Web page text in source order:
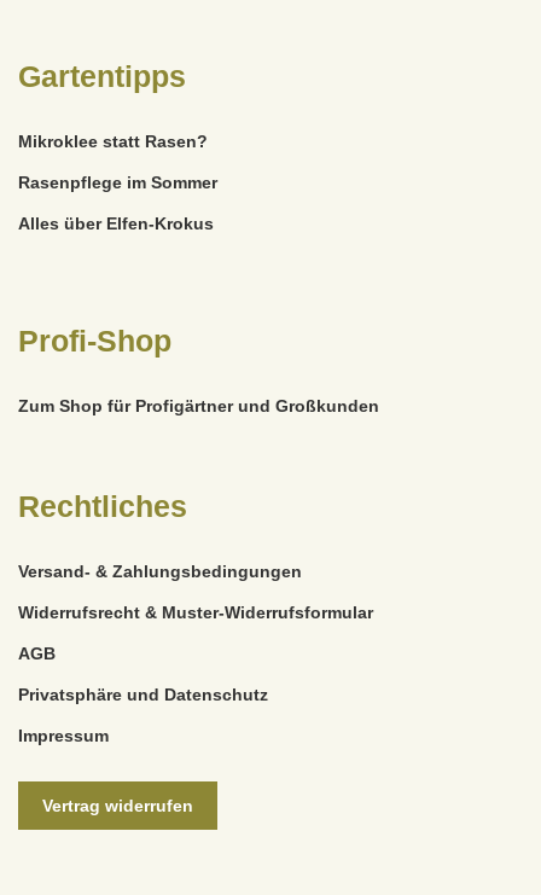
Gartentipps
Mikroklee statt Rasen?
Rasenpflege im Sommer
Alles über Elfen-Krokus
Profi-Shop
Zum Shop für Profigärtner und Großkunden
Rechtliches
Versand- & Zahlungsbedingungen
Widerrufsrecht & Muster-Widerrufsformular
AGB
Privatsphäre und Datenschutz
Impressum
Vertrag widerrufen